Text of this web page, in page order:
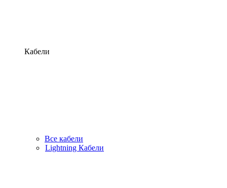
Кабели
Все кабели
Lightning Кабели